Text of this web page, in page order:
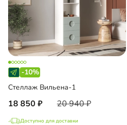
-10%
Стеллаж Вильена-1
18 850 20 940
Доступно для доставки